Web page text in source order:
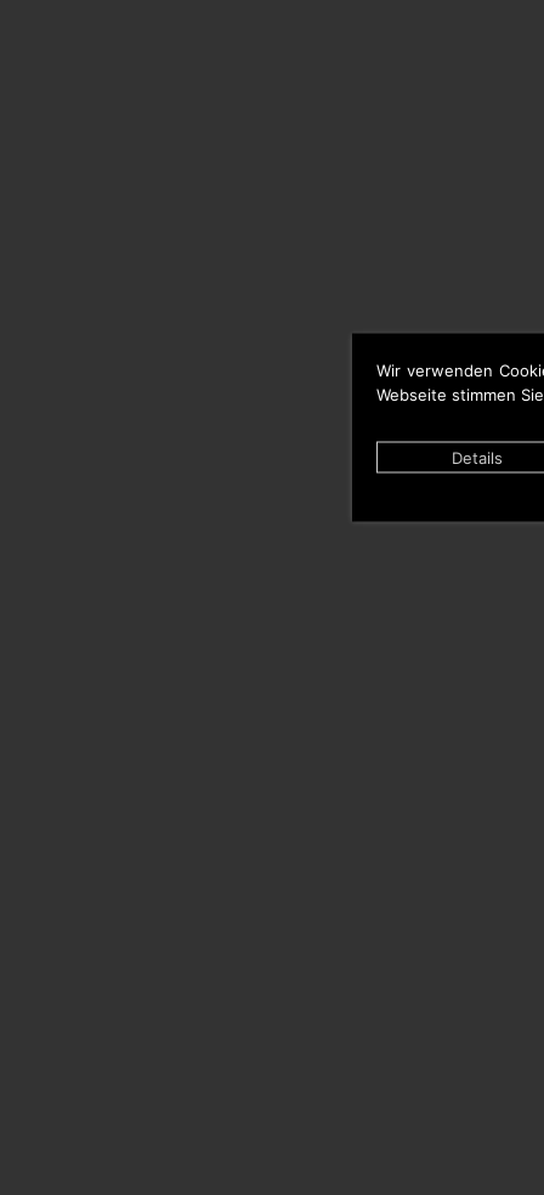
Wir verwenden
Webseite stimmen
Details